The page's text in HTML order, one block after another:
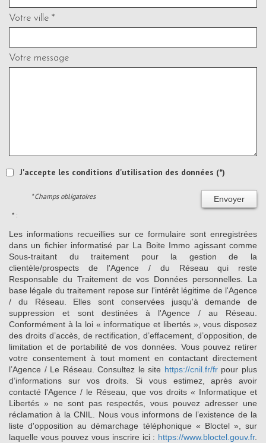
Votre ville *
Votre message
J'accepte les conditions d'utilisation des données (*)
Envoyer
* Champs obligatoires
* :
Les informations recueillies sur ce formulaire sont enregistrées
dans un fichier informatisé par La Boite Immo agissant comme
Sous-traitant du traitement pour la gestion de la
clientèle/prospects de l'Agence / du Réseau qui reste
Responsable du Traitement de vos Données personnelles. La
base légale du traitement repose sur l'intérêt légitime de l'Agence
/ du Réseau. Elles sont conservées jusqu'à demande de
suppression et sont destinées à l'Agence / au Réseau.
Conformément à la loi « informatique et libertés », vous disposez
des droits d’accès, de rectification, d’effacement, d’opposition, de
limitation et de portabilité de vos données. Vous pouvez retirer
votre consentement à tout moment en contactant directement
l’Agence / Le Réseau. Consultez le site https://cnil.fr/frpour plus
d’informations sur vos droits. Si vous estimez, après avoir
contacté l'Agence / le Réseau, que vos droits « Informatique et
Libertés » ne sont pas respectés, vous pouvez adresser une
réclamation à la CNIL. Nous vous informons de l’existence de la
liste d'opposition au démarchage téléphonique « Bloctel », sur
laquelle vous pouvez vous inscrire ici : https://www.bloctel.gouv.fr.